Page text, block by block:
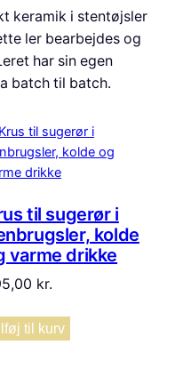
keramik i stentøjsler
ler bearbejdes og
har sin egen
batch til batch.
til sugerør i
kolde
varme drikke
kr.
til kurv